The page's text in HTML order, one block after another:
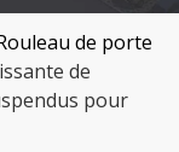
de porte
de
pour